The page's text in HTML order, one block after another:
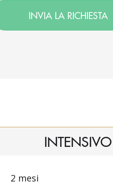
INVIA LA RICHIESTA
INTENSIVO
2 mesi